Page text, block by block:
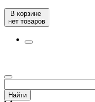
В корзине
нет товаров
Найти